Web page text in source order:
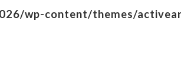
wp-content/themes/